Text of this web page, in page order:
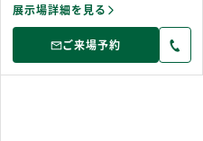
展示場詳細を見る
ご来場予約